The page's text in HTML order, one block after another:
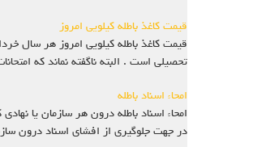
قیمت کاغذ باطله کیلویی امروز
قیمت کاغذ باطله کیلویی امروز هر سال
تحصیلی است . البته ناگفته نماند که
امحاء اسناد باطله
امحاء اسناد باطله درون هر سازمان یا
در جهت جلوگیری از افشای اسناد درون